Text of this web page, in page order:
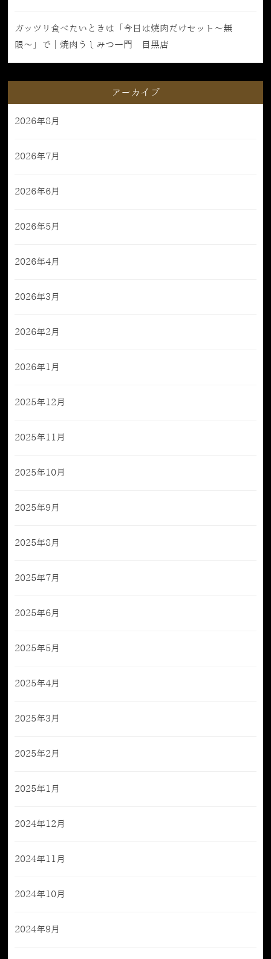
ガッツリ食べたいときは「今日は焼肉だけセット〜無
限〜」で｜焼肉うしみつ一門 目黒店
アーカイブ
2026年8月
2026年7月
2026年6月
2026年5月
2026年4月
2026年3月
2026年2月
2026年1月
2025年12月
2025年11月
2025年10月
2025年9月
2025年8月
2025年7月
2025年6月
2025年5月
2025年4月
2025年3月
2025年2月
2025年1月
2024年12月
2024年11月
2024年10月
2024年9月